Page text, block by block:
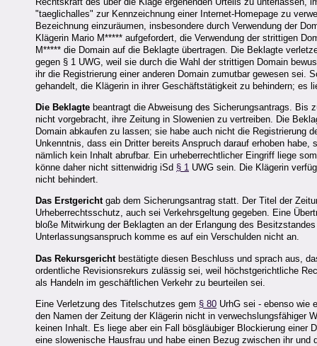
"taeglichalles" zur Kennzeichnung einer Internet-Homepage zu
Bezeichnung einzuräumen, insbesondere durch Verwendung der
Klägerin Mario M***** aufgefordert, die Verwendung der strittigen
M***** die Domain auf die Beklagte übertragen. Die Beklagte
gegen § 1 UWG, weil sie durch die Wahl der strittigen Domain
ihr die Registrierung einer anderen Domain zumutbar gewesen sei.
gehandelt, die Klägerin in ihrer Geschäftstätigkeit zu behindern; es
Die Beklagte beantragt die Abweisung des Sicherungsantrags. Bis
nicht vorgebracht, ihre Zeitung in Slowenien zu vertreiben. Die
Domain abkaufen zu lassen; sie habe auch nicht die Registrierung
Unkenntnis, dass ein Dritter bereits Anspruch darauf erhoben
nämlich kein Inhalt abrufbar. Ein urheberrechtlicher Eingriff liege
könne daher nicht sittenwidrig iSd § 1 UWG sein. Die Klägerin
nicht behindert.
Das Erstgerichtgab dem Sicherungsantrag statt. Der Titel der
Urheberrechtsschutz, auch sei Verkehrsgeltung gegeben. Eine
bloße Mitwirkung der Beklagten an der Erlangung des
Unterlassungsanspruch komme es auf ein Verschulden nicht an.
Das Rekursgericht bestätigte diesen Beschluss und sprach aus,
ordentliche Revisionsrekurs zulässig sei, weil höchstgerichtliche
als Handeln im geschäftlichen Verkehr zu beurteilen sei.
Eine Verletzung des Titelschutzes gem § 80 UrhG sei - ebenso wie
den Namen der Zeitung der Klägerin nicht in verwechslungsfähiger
keinen Inhalt. Es liege aber ein Fall bösgläubiger Blockierung
eine slowenische Hausfrau und habe einen Bezug zwischen ihr